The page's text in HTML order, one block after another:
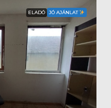
ELADÓ JÓ AJÁNLAT